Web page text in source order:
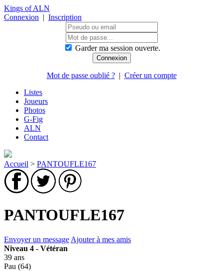
Kings of ALN
Connexion | Inscription
Garder ma session ouverte.
Mot de passe oublié ?| Créer un compte
Listes
Joueurs
Photos
G-Fig
ALN
Contact
Accueil > PANTOUFLE167
PANTOUFLE167
Envoyer un message Ajouter à mes amis
Niveau 4 - Vétéran
39 ans
Pau (64)